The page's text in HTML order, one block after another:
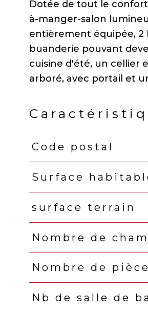
Dotée de tout le
à-manger-salon
entièrement équipée, 2
buanderie pouvant
cuisine d'été, un cellier
Caractéristiques
Code postal
Surface
surface terrain
Nombre de
Nombre de
Nb de salle de